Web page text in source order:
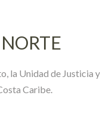
la Unidad de
Caribe.